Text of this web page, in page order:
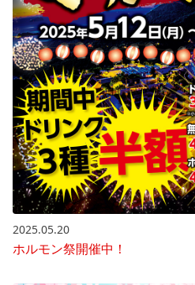
2025.05.20
ホルモン祭開催中！